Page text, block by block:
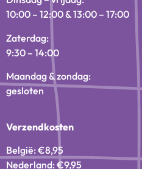
10:00 – 12:00 & 13:00 – 17:00
Zaterdag:
9:30 – 14:00
Maandag & zondag:
gesloten
Verzendkosten
België: €8,95
Nederland: €9,95